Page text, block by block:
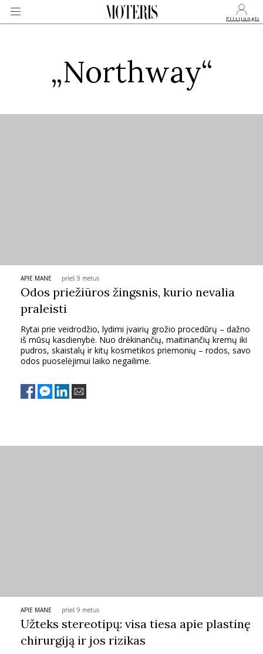
Prisijungti
PSICHOLOGIJA
HOROSKOPAI
ASTROLOGIJA
POLITIKA
LAISVALAIKIS
FOTOGRAFIJA
MENAS
„Northway“
APIE MANE prieš 9 metus
Odos priežiūros žingsnis, kurio nevalia
praleisti
Rytai prie veidrodžio, lydimi įvairių grožio procedūrų – dažno
iš mūsų kasdienybė. Nuo drėkinančių, maitinančių kremų iki
pudros, skaistalų ir kitų kosmetikos priemonių – rodos, savo
odos puoselėjimui laiko negailime.
APIE MANE prieš 9 metus
Užteks stereotipų: visa tiesa apie plastinę
chirurgiją ir jos rizikas